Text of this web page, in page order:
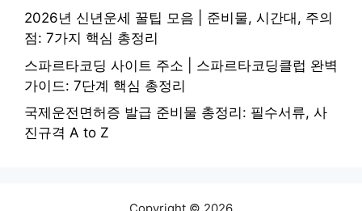
2026년 신년운세 꿀팁 모음 | 준비물, 시간대, 주의
점: 7가지 핵심 총정리
스파르타코딩 사이트 주소 | 스파르타코딩클럽 완벽
가이드: 7단계 핵심 총정리
국제운전면허증 발급 준비물 총정리: 필수서류, 사
진규격 A to Z